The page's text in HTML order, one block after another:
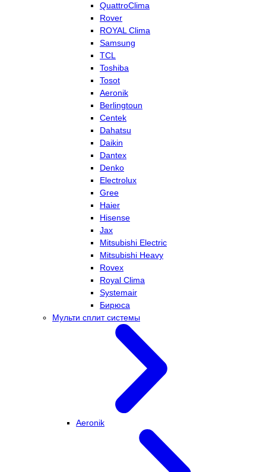
QuattroClima
Rover
ROYAL Clima
Samsung
TCL
Toshiba
Tosot
Aeronik
Berlingtoun
Centek
Dahatsu
Daikin
Dantex
Denko
Electrolux
Gree
Haier
Hisense
Jax
Mitsubishi Electric
Mitsubishi Heavy
Rovex
Royal Clima
Systemair
Бирюса
Мульти сплит системы
Aeronik